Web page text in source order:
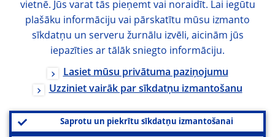
vietnē. Jūs varat tās pieņemt vai noraidīt. Lai iegūtu
plašāku informāciju vai pārskatītu mūsu izmanto
sīkdatņu un serveru žurnālu izvēli, aicinām jūs
iepazīties ar tālāk sniegto informāciju.
Lasiet mūsu privātuma paziņojumu
Uzziniet vairāk par sīkdatņu izmantošanu
Saprotu un piekrītu sīkdatņu izmantošanai